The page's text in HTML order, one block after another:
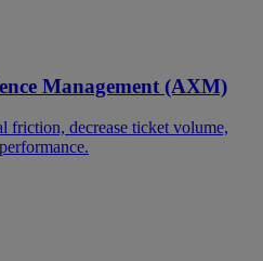
Management (AXM)
friction, decrease ticket volume,